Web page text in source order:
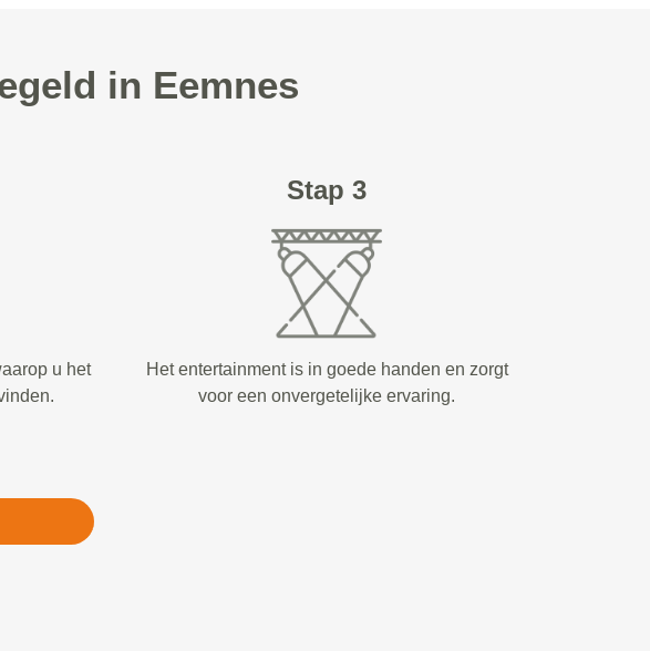
in Eemnes
u het
Stap 3
Het entertainment is in goede handen en zorgt
voor een onvergetelijke ervaring.